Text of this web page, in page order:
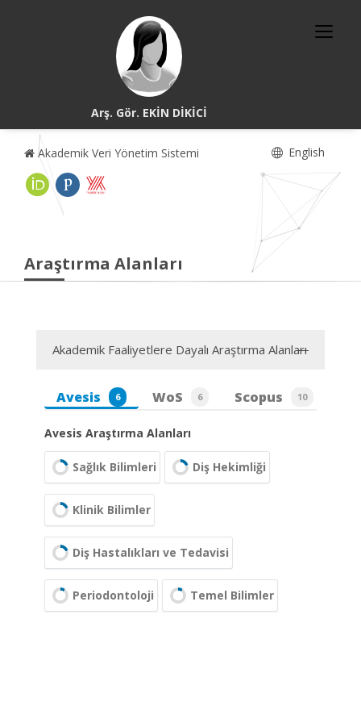
Arş. Gör. EKİN DİKİCİ
Akademik Veri Yönetim Sistemi English
Araştırma Alanları
Akademik Faaliyetlere Dayalı Araştırma Alanları
Avesis 6 WoS 6 Scopus 10
Avesis Araştırma Alanları
Sağlık Bilimleri Diş Hekimliği
Klinik Bilimler
Diş Hastalıkları ve Tedavisi
Periodontoloji Temel Bilimler